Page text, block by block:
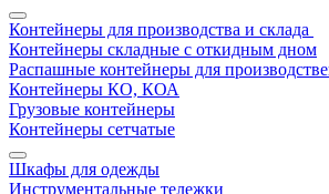
Контейнеры для производства и склада
Контейнеры складные с откидным дном
Распашные контейнеры для
Контейнеры КО, КОА
Грузовые контейнеры
Контейнеры сетчатые
Шкафы для одежды
Инструментальные тележки